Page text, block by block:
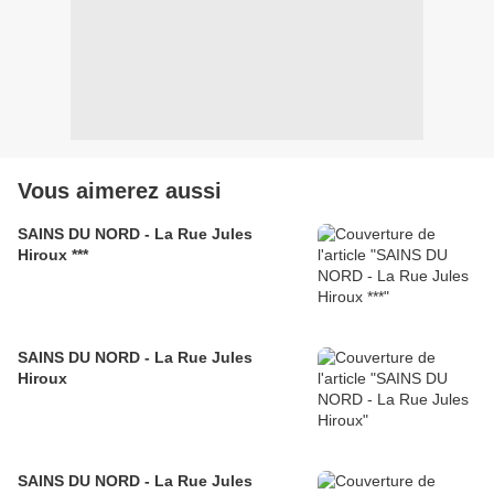
Vous aimerez aussi
SAINS DU NORD - La Rue Jules
Hiroux ***
SAINS DU NORD - La Rue Jules
Hiroux
SAINS DU NORD - La Rue Jules